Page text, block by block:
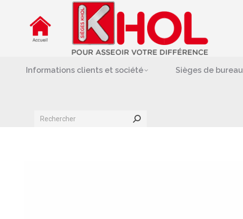
Informations clients et société Sièges de bureau
Search:
Informations clients et société
Repose-jambes & support-bras